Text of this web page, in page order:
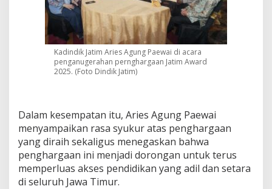
s
e
l
e
r
a
k
o
i
s
t
e
Kadindik Jatim Aries Agung Paewai di acara
penganugerahan pernghargaan Jatim Award
2025. (Foto Dindik Jatim)
Dalam kesempatan itu, Aries Agung Paewai
menyampaikan rasa syukur atas penghargaan
yang diraih sekaligus menegaskan bahwa
penghargaan ini menjadi dorongan untuk terus
memperluas akses pendidikan yang adil dan setara
di seluruh Jawa Timur.